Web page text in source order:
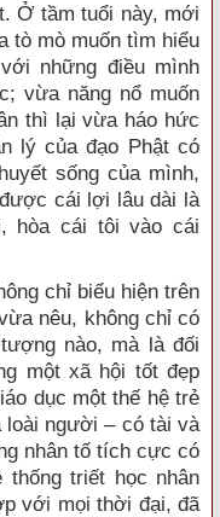
Ở tầm tuổi này, mới
tò mò muốn tìm hiểu
những điều mình
vừa năng nổ muốn
thì lại vừa háo hức
lý của đạo Phật có
sống của mình,
cái lợi lâu dài là
hòa cái tôi vào cái
chỉ biểu hiện trên
nêu, không chỉ có
nào, mà là đối
một xã hội tốt đẹp
dục một thế hệ trẻ
loài người – có tài và
nhân tố tích cực có
triết học nhân
với mọi thời đại, đã